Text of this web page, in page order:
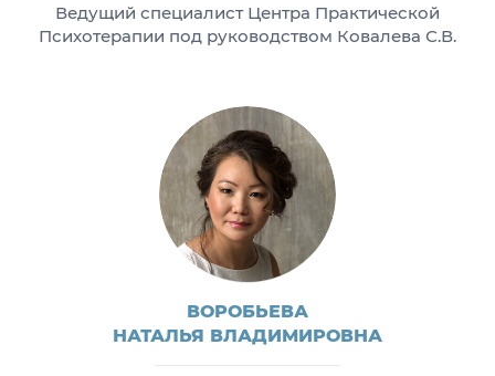
Ведущий специалист Центра Практической
Психотерапии под руководством Ковалева С.В.
ВОРОБЬЕВА
НАТАЛЬЯ ВЛАДИМИРОВНА